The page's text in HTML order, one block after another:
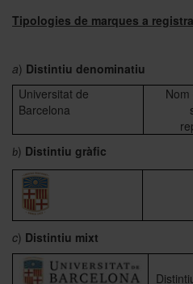
Tipologies de marques a
a) Distintiu denominatiu
Universitat de
Barcelona
b) Distintiu gràfic
c) Distintiu mixt